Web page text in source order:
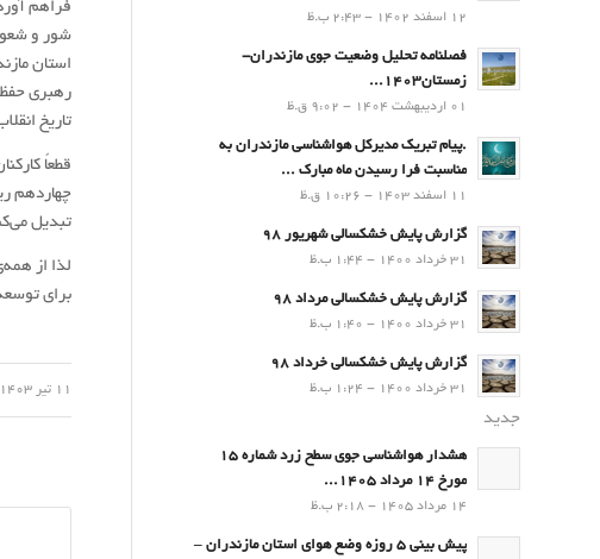
فراهم
شور و
استان
رهبری حفظه
تاریخ
قطعاً
چهاردهم
تبدیل
لذا از
برای
11 تیر 1403
12 اسفند 1402 - 2:43 ب.ظ
فصلنامه تحلیل وضعیت جوی مازندران-
زمستان۱۴۰۳...
01 اردیبهشت 1404 - 9:02 ق.ظ
.پيام تبريك مدیرکل هواشناسی مازندران به
مناسبت فرا رسيدن ماه مبارك ...
11 اسفند 1403 - 10:26 ق.ظ
گزارش پایش خشکسالی شهریور 98
31 خرداد 1400 - 1:44 ب.ظ
گزارش پایش خشکسالی مرداد 98
31 خرداد 1400 - 1:40 ب.ظ
گزارش پایش خشکسالی خرداد 98
31 خرداد 1400 - 1:24 ب.ظ
جدید
هشدار هواشناسی جوی سطح زرد شماره 15
مورخ 14 مرداد 1405...
14 مرداد 1405 - 2:18 ب.ظ
پیش بینی 5 روزه وضع هوای استان مازندران –